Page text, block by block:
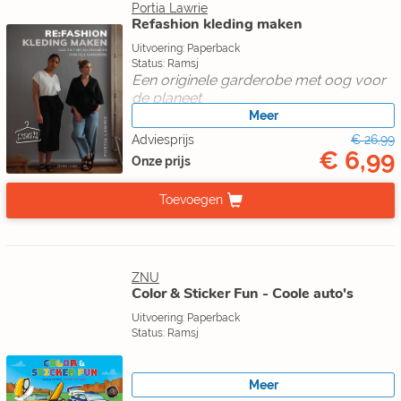
Portia Lawrie
Refashion kleding maken
Uitvoering: Paperback
Status: Ramsj
Een originele garderobe met oog voor
de planeet
Meer
Adviesprijs
€ 26,99
Onze prijs
€ 6,99
Toevoegen
ZNU
Color & Sticker Fun - Coole auto's
Uitvoering: Paperback
Status: Ramsj
Meer